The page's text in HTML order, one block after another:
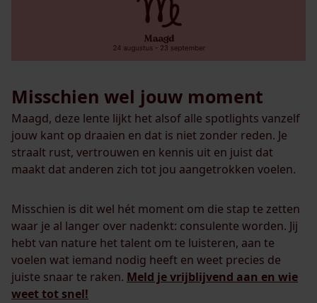
Misschien wel jouw moment
Maagd, deze lente lijkt het alsof alle spotlights vanzelf
jouw kant op draaien en dat is niet zonder reden. Je
straalt rust, vertrouwen en kennis uit en juist dat
maakt dat anderen zich tot jou aangetrokken voelen.
Misschien is dit wel hét moment om die stap te zetten
waar je al langer over nadenkt: consulente worden. Jij
hebt van nature het talent om te luisteren, aan te
voelen wat iemand nodig heeft en weet precies de
juiste snaar te raken. Meld je vrijblijvend aan en wie
weet tot snel!